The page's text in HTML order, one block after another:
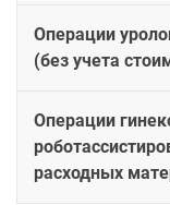
Операции
(без учета
Операции
расходных